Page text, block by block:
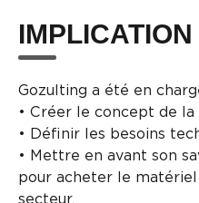
IMPLICATION
Gozulting a été en
• Créer le concept de
• Définir les besoins
• Mettre en avant son
pour acheter le
secteur.